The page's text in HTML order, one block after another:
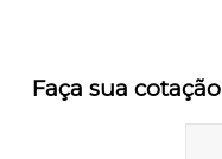
Faça sua cotação